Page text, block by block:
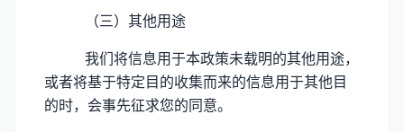
（三）其他用途
我们将信息用于本政策未载明的其他用途，
或者将基于特定目的收集而来的信息用于其他目
的时，会事先征求您的同意。